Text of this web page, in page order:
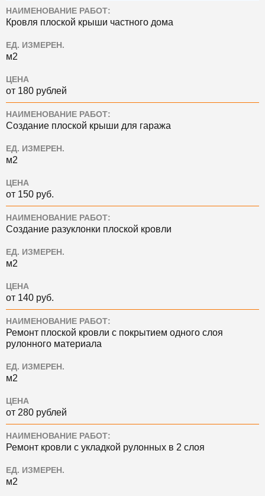
НАИМЕНОВАНИЕ РАБОТ:
Кровля плоской крыши частного дома
ЕД. ИЗМЕРЕН.
м2
ЦЕНА
от 180 рублей
НАИМЕНОВАНИЕ РАБОТ:
Создание плоской крыши для гаража
ЕД. ИЗМЕРЕН.
м2
ЦЕНА
от 150 руб.
НАИМЕНОВАНИЕ РАБОТ:
Создание разуклонки плоской кровли
ЕД. ИЗМЕРЕН.
м2
ЦЕНА
от 140 руб.
НАИМЕНОВАНИЕ РАБОТ:
Ремонт плоской кровли с покрытием одного слоя
рулонного материала
ЕД. ИЗМЕРЕН.
м2
ЦЕНА
от 280 рублей
НАИМЕНОВАНИЕ РАБОТ:
Ремонт кровли с укладкой рулонных в 2 слоя
ЕД. ИЗМЕРЕН.
м2